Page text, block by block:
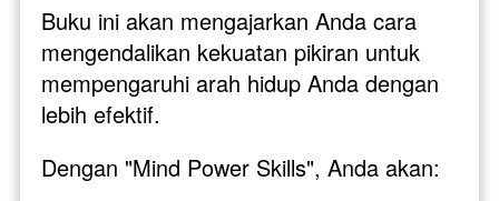
Buku ini akan mengajarkan Anda cara
mengendalikan kekuatan pikiran untuk
mempengaruhi arah hidup Anda dengan
lebih efektif.
Dengan "Mind Power Skills", Anda akan: